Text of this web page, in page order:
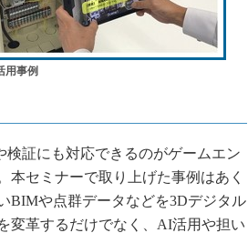
用事例
証にも対応できるのがゲームエン
本セミナーで取り上げた事例はあく
BIMや点群データなどを3Dデジタル
変革するだけでなく、AI活用や担い